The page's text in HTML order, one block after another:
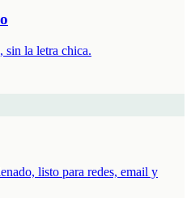
sin la letra chica.
listo para redes, email y